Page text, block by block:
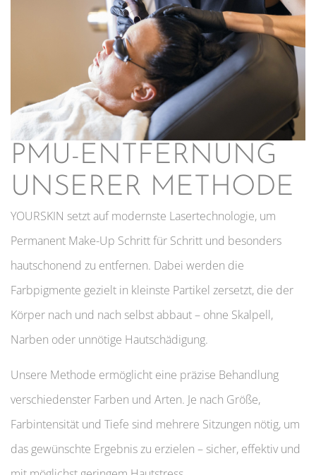
PMU-ENTFERNUNG
UNSERER METHODE
YOURSKIN setzt auf modernste Laser­technologie, um
Permanent Make-Up Schritt für Schritt und besonders
hautschonend zu entfernen. Dabei werden die
Farbpigmente gezielt in kleinste Partikel zersetzt, die der
Körper nach und nach selbst abbaut – ohne Skalpell,
Narben oder unnötige Hautschädigung.
Unsere Methode ermöglicht eine präzise Behandlung
verschiedenster Farben und Arten. Je nach Größe,
Farbintensität und Tiefe sind mehrere Sitzungen nötig, um
das gewünschte Ergebnis zu erzielen – sicher, effektiv und